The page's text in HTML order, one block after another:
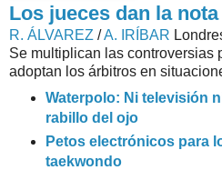
Los jueces dan la nota
R. ÁLVAREZ /A. IRÍBAR
Se multiplican las controversias
adoptan los árbitros en
Waterpolo: Ni televisión
rabillo del ojo
Petos electrónicos para
taekwondo